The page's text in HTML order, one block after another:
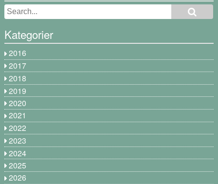
Kategorier
2016
2017
2018
2019
2020
2021
2022
2023
2024
2025
2026